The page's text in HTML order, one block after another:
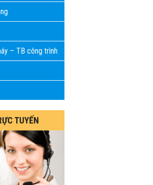
– TB công trình
TUYẾN